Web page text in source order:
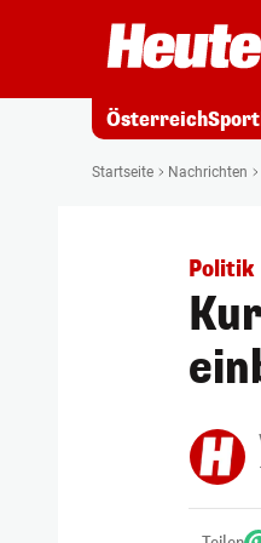
ÖsterreichSport
Startseite Nachrichten
Politik